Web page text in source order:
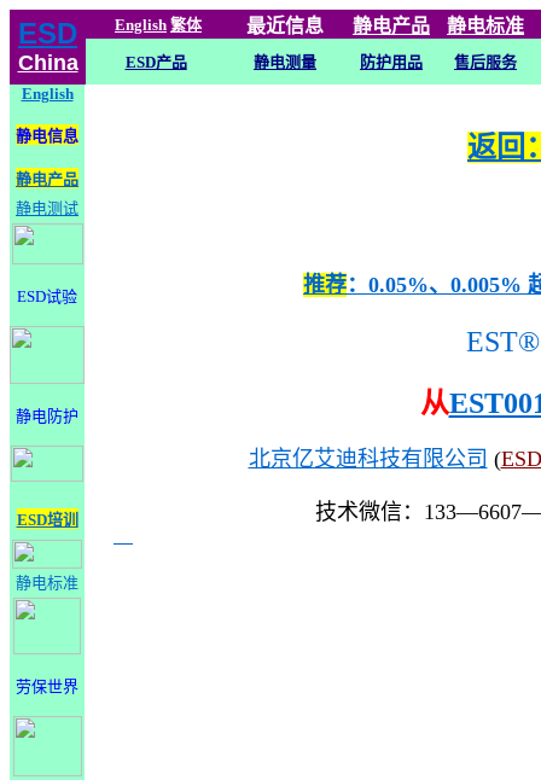
ESD
China
English 繁体 最近信息 静电产品 静电标准
ESD产品 静电测量 防护用品
售后服务
English
静电信息
静电产品
静电测试
ESD试验
静电防护
ESD培训
静电标准
劳保世界
返回
推荐：0.05%、0.005%
EST®
从
北京亿艾迪科技有限公司 (
技术微信：